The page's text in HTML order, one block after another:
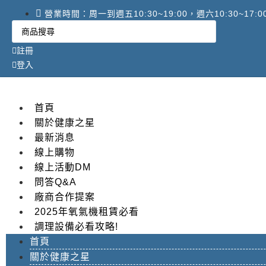
容
營業時間：周一到週五10:30~19:00，週六
Search
註冊
登入
首頁
關於健康之星
最新消息
線上購物
線上活動DM
問答Q&A
廠商合作提案
2025年氧氣機租賃必看
調理設備必看攻略!
首頁
關於健康之星